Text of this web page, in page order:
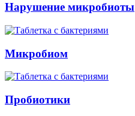
Нарушение микробиоты
Микробиом
Пробиотики